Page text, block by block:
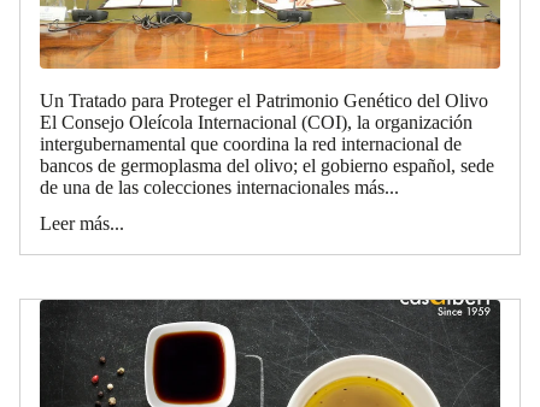
Un Tratado para Proteger el Patrimonio Genético del Olivo
El Consejo Oleícola Internacional (COI), la organización
intergubernamental que coordina la red internacional de
bancos de germoplasma del olivo; el gobierno español, sede
de una de las colecciones internacionales más...
Leer más...